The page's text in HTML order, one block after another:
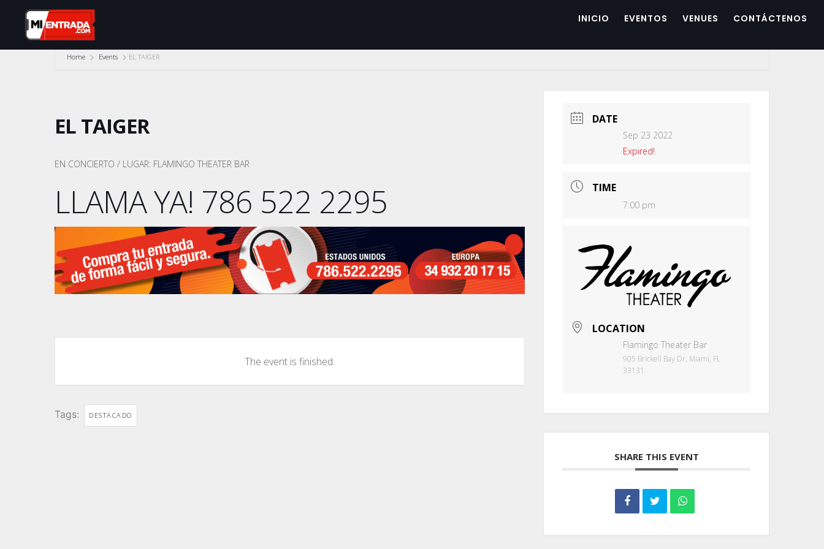
INICIO EVENTOS VENUES CONTÁCTENOS
Home Events EL TAIGER
EL TAIGER
EN CONCIERTO / LUGAR: FLAMINGO THEATER BAR
LLAMA YA! 786 522 2295
The event is finished.
Tags: DESTACADO
DATE
Sep 23 2022
Expired!
TIME
7:00 pm
LOCATION
Flamingo Theater Bar
905 Brickell Bay Dr, Miami, FL
33131
SHARE THIS EVENT